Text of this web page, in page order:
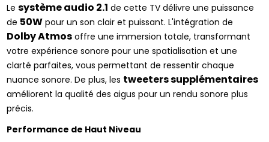
Le système audio 2.1 de cette TV délivre une puissance
de 50W
Dolby Atmos offre une immersion totale, transformant
votre expérience sonore pour une spatialisation et une
clarté parfaites, vous permettant de ressentir chaque
nuance sonore. De plus, les tweeters supplémentaires
améliorent la qualité des aigus pour un rendu sonore plus
précis.
Performance de Haut Niveau